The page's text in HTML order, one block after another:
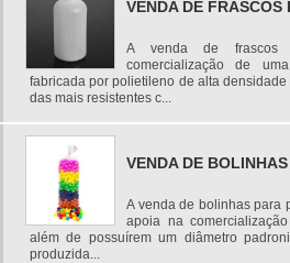
VENDA DE FRASCOS
A venda de frascos
comercialização de
fabricada por polietileno de alta
das mais resistentes c...
VENDA DE
A venda de bolinhas para
apoia na
além de possuírem um diâmetro
produzida...